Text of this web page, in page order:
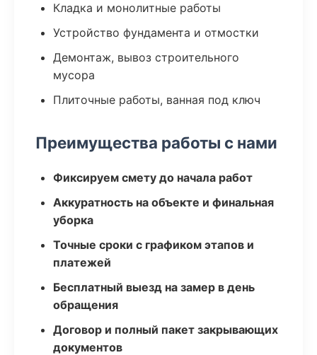
Кладка и монолитные работы
Устройство фундамента и отмостки
Демонтаж, вывоз строительного
мусора
Плиточные работы, ванная под ключ
Преимущества работы с нами
Фиксируем смету до начала работ
Аккуратность на объекте и финальная
уборка
Точные сроки с графиком этапов и
платежей
Бесплатный выезд на замер в день
обращения
Договор и полный пакет закрывающих
документов